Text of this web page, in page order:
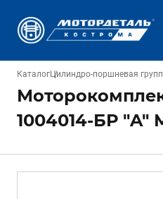
КаталогЦилиндро-поршневая
1004014-БР "A"